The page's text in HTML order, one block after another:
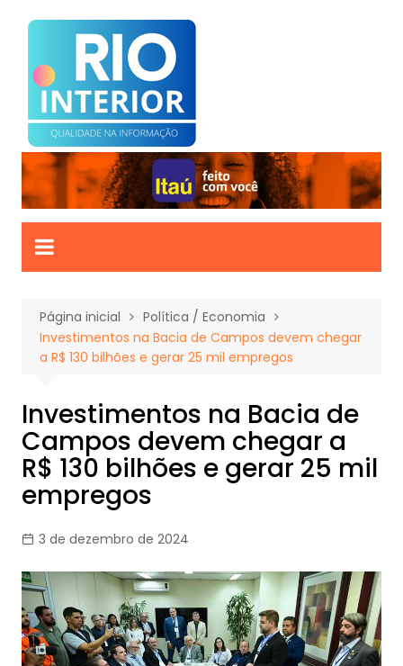
para
conteúdo
Página inicial
Política / Economia
Investimentos na Bacia de Campos devem chegar
a R$ 130 bilhões e gerar 25 mil empregos
Investimentos na Bacia de
Campos devem chegar a
R$ 130 bilhões e gerar 25 mil
empregos
3 de dezembro de 2024